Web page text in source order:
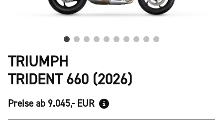
TRIUMPH
TRIDENT 660 (2026)
Preise ab 9.045,- EUR